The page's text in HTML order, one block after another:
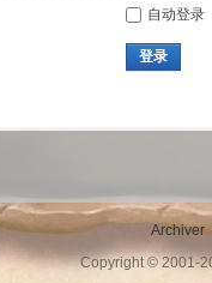
自动登录
登录
Archiver
Copyright © 2001-